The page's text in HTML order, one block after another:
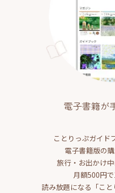
電子書籍が
ことりっぷガイド
電子書籍版の購
旅行・お出かけ
月額500円
読み放題になる「こ